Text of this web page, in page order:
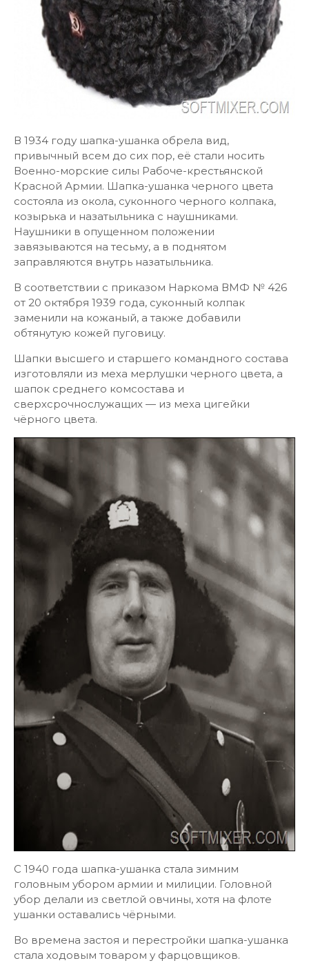
В 1934 году шапка-ушанка обрела вид,
привычный всем до сих пор, её стали носить
Военно-морские силы Рабоче-крестьянской
Красной Армии. Шапка-ушанка черного цвета
состояла из окола, суконного черного колпака,
козырька и назатыльника с наушниками.
Наушники в опущенном положении
завязываются на тесьму, а в поднятом
заправляются внутрь назатыльника.
В соответствии с приказом Наркома ВМФ № 426
от 20 октября 1939 года, суконный колпак
заменили на кожаный, а также добавили
обтянутую кожей пуговицу.
Шапки высшего и старшего командного состава
изготовляли из меха мерлушки черного цвета, а
шапок среднего комсостава и
сверхсрочнослужащих — из меха цигейки
чёрного цвета.
С 1940 года шапка-ушанка стала зимним
головным убором армии и милиции. Головной
убор делали из светлой овчины, хотя на флоте
ушанки оставались чёрными.
Во времена застоя и перестройки шапка-ушанка
стала ходовым товаром у фарцовщиков.